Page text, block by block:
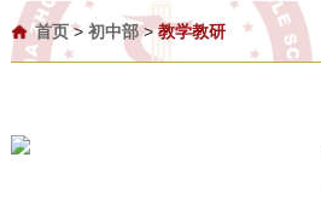
首页> 初中部>教学教研